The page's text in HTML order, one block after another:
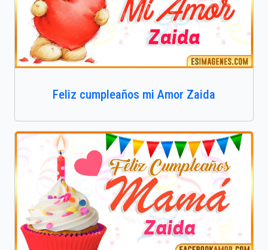
Feliz cumpleaños mi Amor Zaida